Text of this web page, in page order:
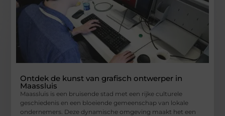
Ontdek de kunst van grafisch ontwerper in
Maassluis
Maassluis is een bruisende stad met een rijke culturele
geschiedenis en een bloeiende gemeenschap van lokale
ondernemers. Deze dynamische omgeving maakt het een